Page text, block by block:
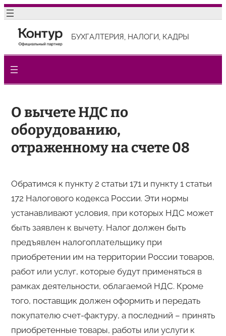
Перейти
содержимому
БУХГАЛТЕРИЯ, НАЛОГИ, КАДРЫ
О вычете НДС по
оборудованию,
отраженному на счете 08
Обратимся к пункту 2 статьи 171 и пункту 1 статьи
172 Налогового кодекса России. Эти нормы
устанавливают условия, при которых НДС может
быть заявлен к вычету. Налог должен быть
предъявлен налогоплательщику при
приобретении им на территории России товаров,
работ или услуг, которые будут применяться в
рамках деятельности, облагаемой НДС. Кроме
того, поставщик должен оформить и передать
покупателю счет-фактуру, а последний – принять
приобретенные товары, работы или услуги к